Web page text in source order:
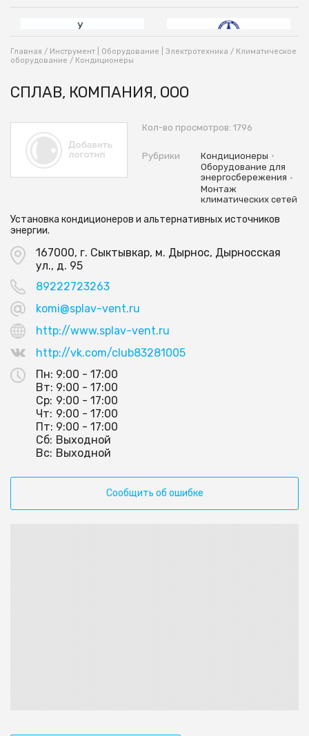
Главная / Инструмент | Оборудование | Электротехника / Климатическое
оборудование / Кондиционеры
СПЛАВ, КОМПАНИЯ, ООО
Кол-во просмотров: 1796
Рубрики Кондиционеры •
Оборудование для
энергосбережения •
Монтаж
климатических сетей
Установка кондиционеров и альтернативных источников
энергии.
167000, г. Сыктывкар, м. Дырнос, Дырносская
ул., д. 95
89222723263
komi@splav-vent.ru
http://www.splav-vent.ru
http://vk.com/club83281005
Пн: 9:00 - 17:00
Вт: 9:00 - 17:00
Ср: 9:00 - 17:00
Чт: 9:00 - 17:00
Пт: 9:00 - 17:00
Сб: Выходной
Вс: Выходной
Сообщить об ошибке